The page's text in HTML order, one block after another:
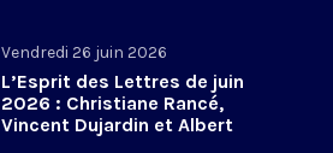
Vendredi 26 juin 2026
L’Esprit des Lettres de juin
2026 : Christiane Rancé,
Vincent Dujardin et Albert